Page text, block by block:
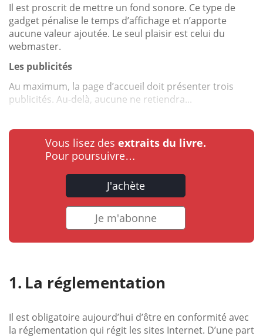
Il est proscrit de mettre un fond sonore. Ce type de
gadget pénalise le temps d’affichage et n’apporte
aucune valeur ajoutée. Le seul plaisir est celui du
webmaster.
Les publicités
Au maximum, la page d’accueil doit présenter trois
publicités. Au-delà, aucune ne retiendra...
Vous lisez des extraits du livre.
Pour poursuivre…
J'achète
Je m'abonne
La réglementation
Il est obligatoire aujourd’hui d’être en conformité avec
la réglementation qui régit les sites Internet. D’une part